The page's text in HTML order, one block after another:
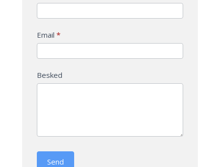
Email *
Besked
Send